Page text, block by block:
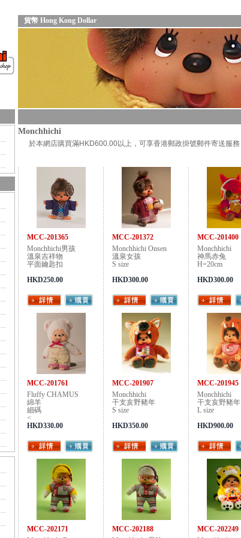
貨幣 Hong Kong Dollar
Monchhichi
於本網店購買滿HKD600.00以上，可享香港郵政掛號郵件寄送服務
MCC-201365
Monchhichi男孩
溫泉吉祥物
平面鑰匙扣
HKD250.00
MCC-201372
Monchhichi Onsen
溫泉女孩
S size
HKD300.00
MCC-201400
Monchhichi
神馬赤兔
H=20cm
HKD300.00
MCC-201761
Fluffy CHAMUS
綿羊
細碼
<
HKD330.00
MCC-201907
Monchhichi
干支亥野豬年
S size
HKD350.00
MCC-201945
Monchhichi
干支亥野豬年
L size
HKD900.00
MCC-202171
MCC-202188
MCC-202249